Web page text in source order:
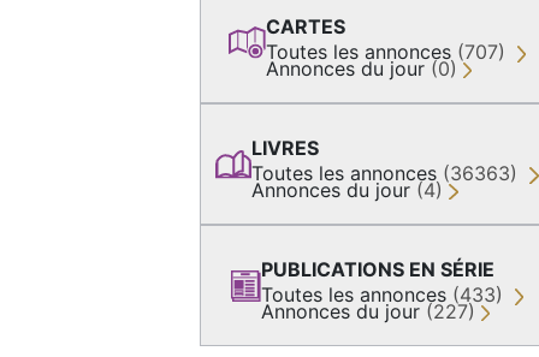
CARTES
Toutes les annonces (707)
Annonces du jour (0)
LIVRES
Toutes les annonces (36363)
Annonces du jour (4)
PUBLICATIONS EN SÉRIE
Toutes les annonces (433)
Annonces du jour (227)